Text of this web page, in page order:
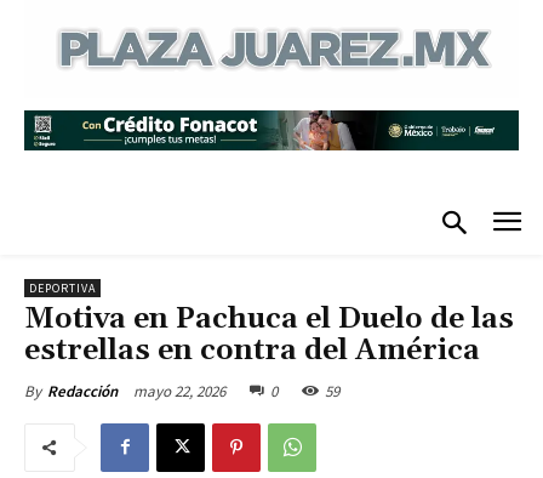
DEPORTIVA
Motiva en Pachuca el Duelo de las
estrellas en contra del América
By Redacción mayo 22, 2026 0 59